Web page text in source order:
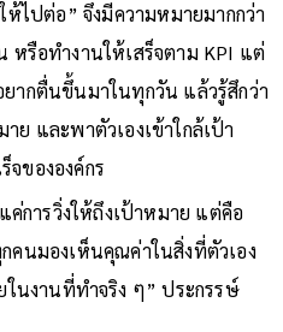
ห้ไปต่อ” จึงมีความหมายมากกว่า
หรือทำงานให้เสร็จตาม KPI แต่
ากตื่นขึ้นมาในทุกวัน แล้วรู้สึกว่า
ย และพาตัวเองเข้าใกล้เป้า
จขององค์กร
ค่การวิ่งให้ถึงเป้าหมาย แต่คือ
คนมองเห็นคุณค่าในสิ่งที่ตัวเอง
นงานที่ทำจริง ๆ” ประกรรษ์